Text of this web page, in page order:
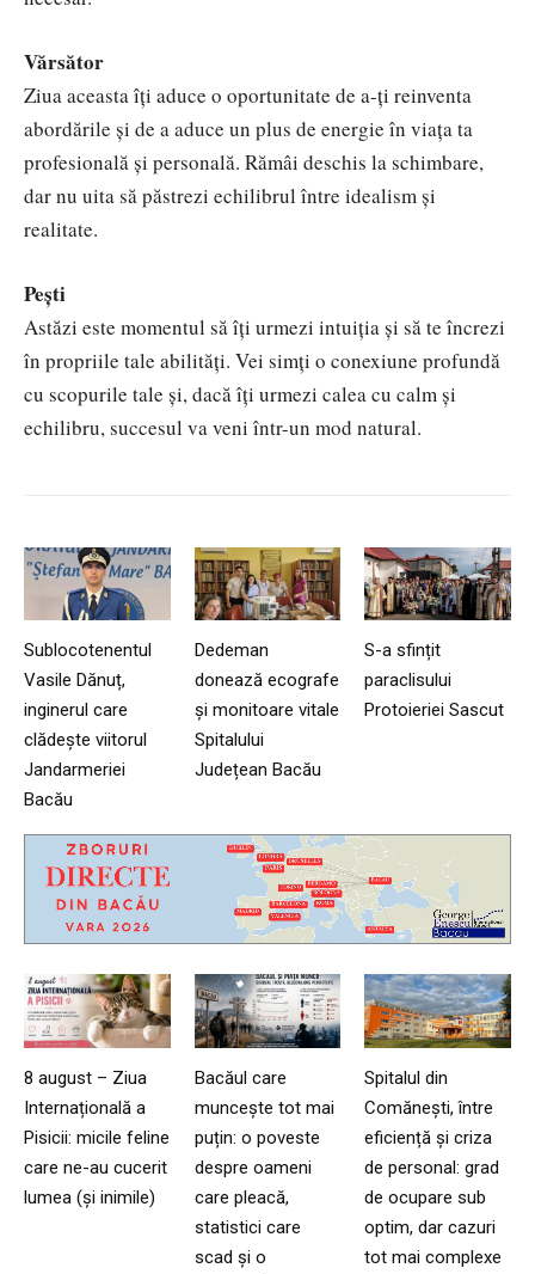
Vărsător
Ziua aceasta îți aduce o oportunitate de a-ți reinventa
abordările și de a aduce un plus de energie în viața ta
profesională și personală. Rămâi deschis la schimbare,
dar nu uita să păstrezi echilibrul între idealism și
realitate.
Pești
Astăzi este momentul să îți urmezi intuiția și să te încrezi
în propriile tale abilități. Vei simți o conexiune profundă
cu scopurile tale și, dacă îți urmezi calea cu calm și
echilibru, succesul va veni într-un mod natural.
Sublocotenentul
Vasile Dănuț,
inginerul care
clădește viitorul
Jandarmeriei
Bacău
Dedeman
donează ecografe
și monitoare vitale
Spitalului
Județean Bacău
S-a sfințit
paraclisului
Protoieriei Sascut
8 august – Ziua
Internațională a
Pisicii: micile feline
care ne-au cucerit
lumea (și inimile)
Bacăul care
muncește tot mai
puțin: o poveste
despre oameni
care pleacă,
statistici care
scad și o
Spitalul din
Comănești, între
eficiență și criza
de personal: grad
de ocupare sub
optim, dar cazuri
tot mai complexe